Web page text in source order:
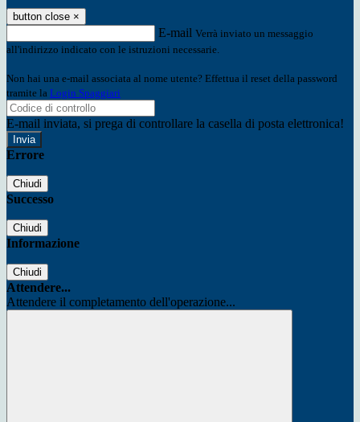
button close ×
E-mail Verrà inviato un messaggio
all'indirizzo indicato con le istruzioni necessarie.
Non hai una e-mail associata al nome utente? Effettua il reset della password
tramite la Login Spaggiari
E-mail inviata, si prega di controllare la casella di posta elettronica!
Errore
Chiudi
Successo
Chiudi
Informazione
Chiudi
Attendere...
Attendere il completamento dell'operazione...